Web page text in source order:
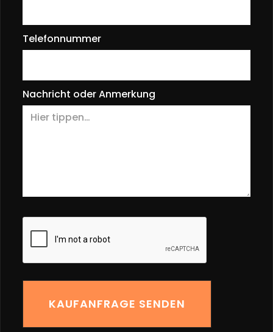
Telefonnummer
Nachricht oder Anmerkung